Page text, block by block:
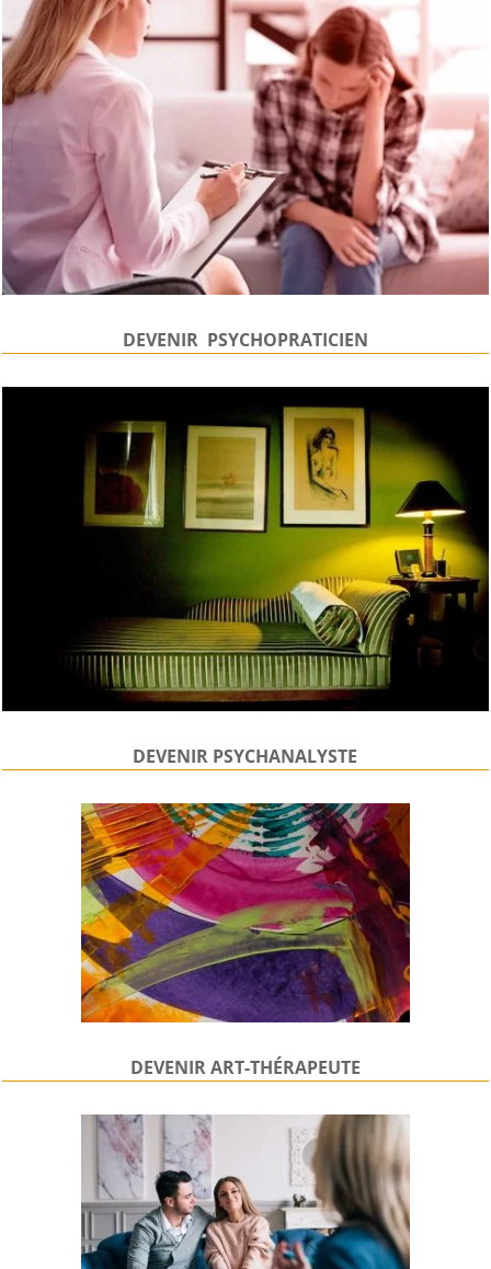
DEVENIR PSYCHOPRATICIEN
DEVENIR PSYCHANALYSTE
DEVENIRART-THÉRAPEUTE